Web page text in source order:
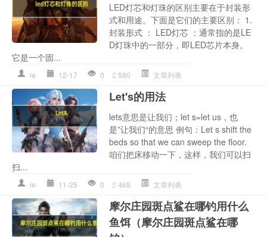
LED灯芯和灯珠的区别主要在于封装形
式和用途。下面是它们的主要区别： 1.
封装形式 ： LED灯芯 ：通常指的是LE
D灯珠中的一部分，即LED芯片本身。
它是一个固...
le 12-17 0 580 文章列表
Let's的用法
lets意思是让我们；let s=let us，也
是”让我们“的意思 例句：Let s shift the
beds so that we can sweep the floor.
咱们把床移动一下，这样，我们可以扫
扫...
le 11-25 0 469 文章列表
摩尔庄园斑点鲨在哪钓用什么
鱼饵（摩尔庄园斑点鲨在哪